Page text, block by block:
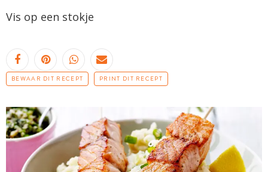
Vis op een stokje
BEWAAR DIT RECEPT PRINT DIT RECEPT